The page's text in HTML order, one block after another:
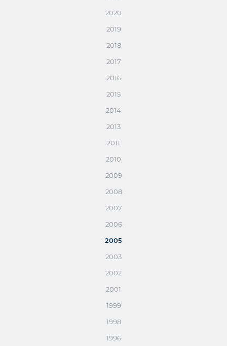
2020
2019
2018
2017
2016
2015
2014
2013
2011
2010
2009
2008
2007
2006
2005
2003
2002
2001
1999
1998
1996